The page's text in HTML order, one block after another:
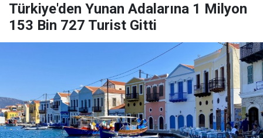
Türkiye'den Yunan Adalarına 1 Milyon
153 Bin 727 Turist Gitti